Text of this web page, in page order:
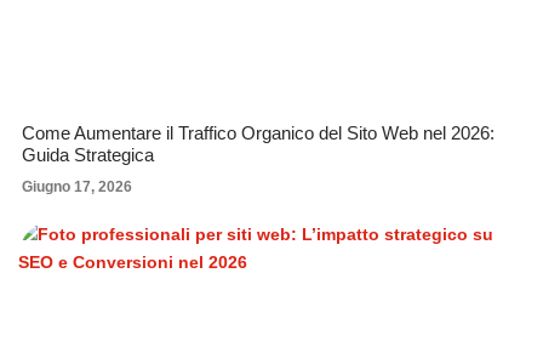
Come Aumentare il Traffico Organico del Sito Web nel 2026:
Guida Strategica
Giugno 17, 2026